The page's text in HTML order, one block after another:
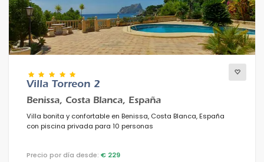
Villa Torreon 2
Benissa, Costa Blanca, España
Villa bonita y confortable en Benissa, Costa Blanca, España
con piscina privada para 10 personas
Precio por día desde: € 229